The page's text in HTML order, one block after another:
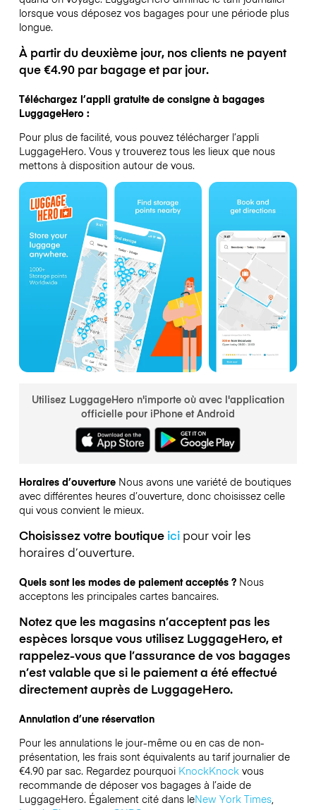
lorsque vous déposez vos bagages pour une période plus
longue.
À partir du deuxième jour, nos clients ne payent
que €4.90 par bagage et par jour.
Téléchargez l’appli gratuite de consigne à bagages
LuggageHero :
Pour plus de facilité, vous pouvez télécharger l’appli
LuggageHero. Vous y trouverez tous les lieux que nous
mettons à disposition autour de vous.
Utilisez LuggageHero n'importe où avec l'application
officielle pour iPhone et Android
Horaires d’ouverture Nous avons une variété de boutiques
avec différentes heures d’ouverture, donc choisissez celle
qui vous convient le mieux.
Choisissez votre boutique icipour voir les
horaires d’ouverture.
Quels sont les modes de paiement acceptés ? Nous
acceptons les principales cartes bancaires.
Notez que les magasins n’acceptent pas les
espèces lorsque vous utilisez LuggageHero, et
rappelez-vous que l’assurance de vos bagages
n’est valable que si le paiement a été effectué
directement auprès de LuggageHero.
Annulation d’une réservation
Pour les annulations le jour-même ou en cas de non-
présentation, les frais sont équivalents au tarif journalier de
€4.90 par sac. Regardez pourquoi KnockKnockvous
recommande de déposer vos bagages à l’aide de
LuggageHero. Également cité dans leNew York Times,